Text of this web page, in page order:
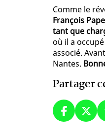
Comme le
François
tant que
où il a
associé.
Nantes.
Partager